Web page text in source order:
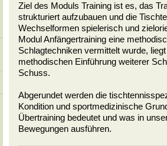
Ziel des Moduls Training ist es, das
strukturiert aufzubauen und die
Wechselformen spielerisch und
Modul Anfängertraining eine
Schlagtechniken vermittelt wurde,
methodischen Einführung weiterer
Schuss.
Abgerundet werden die
Kondition und sportmedizinische
Übertraining bedeutet und was in
Bewegungen ausführen.